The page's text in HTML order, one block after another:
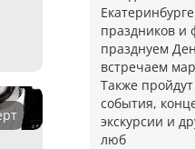
праздников и
празднуем
встречаем
Также
события,
экскурсии и
люб